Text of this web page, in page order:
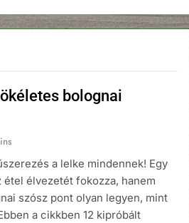
bolognai
a lelke mindennek! Egy
élvezetét fokozza, hanem
szósz pont olyan legyen, mint
a cikkben 12 kipróbált